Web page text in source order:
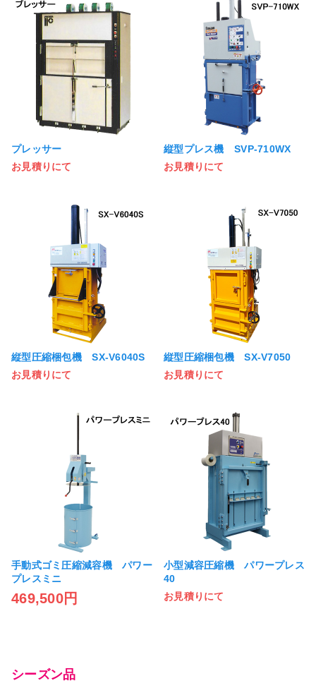
プレッサー
お見積りにて
縦型プレス機 SVP-710WX
お見積りにて
縦型圧縮梱包機 SX-V6040S
お見積りにて
縦型圧縮梱包機 SX-V7050
お見積りにて
手動式ゴミ圧縮減容機 パワー
プレスミニ
469,500円
小型減容圧縮機 パワープレス
40
お見積りにて
シーズン品